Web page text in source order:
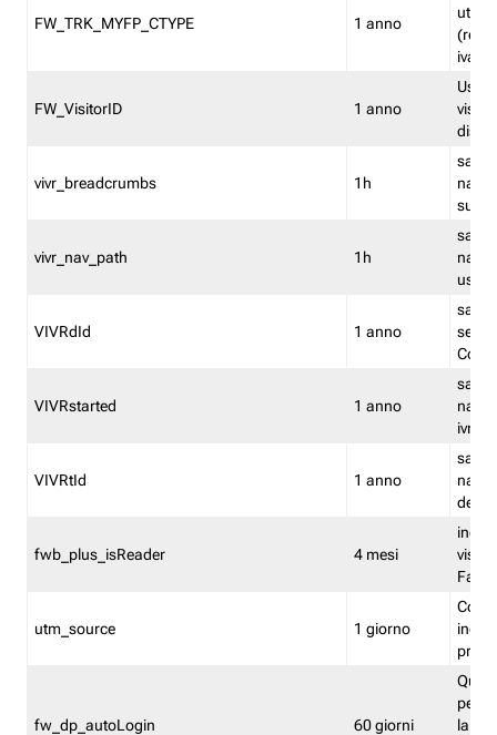
FW_TRK_MYFP_CTYPE 1 anno
iva/
FW_VisitorID 1 anno
vivr_breadcrumbs 1h
salva
su
vivr_nav_path 1h
salva
VIVRdId 1 anno
salva
Convy
VIVRstarted 1 anno
salva
ivr
VIVRtId 1 anno
salva
del
fwb_plus_isReader 4 mesi
utm_source 1 giorno
fw_dp_autoLogin 60 giorni
la